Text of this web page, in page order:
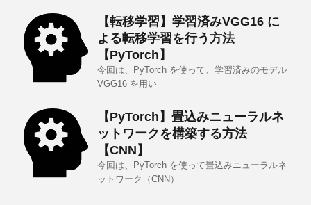
【転移学習】学習済みVGG16 に
よる転移学習を行う方法
【PyTorch】
今回は、PyTorch を使って、学習済みのモデル
VGG16 を用い
【PyTorch】畳込みニューラルネ
ットワークを構築する方法
【CNN】
今回は、PyTorch を使って畳込みニューラルネ
ットワーク（CNN）